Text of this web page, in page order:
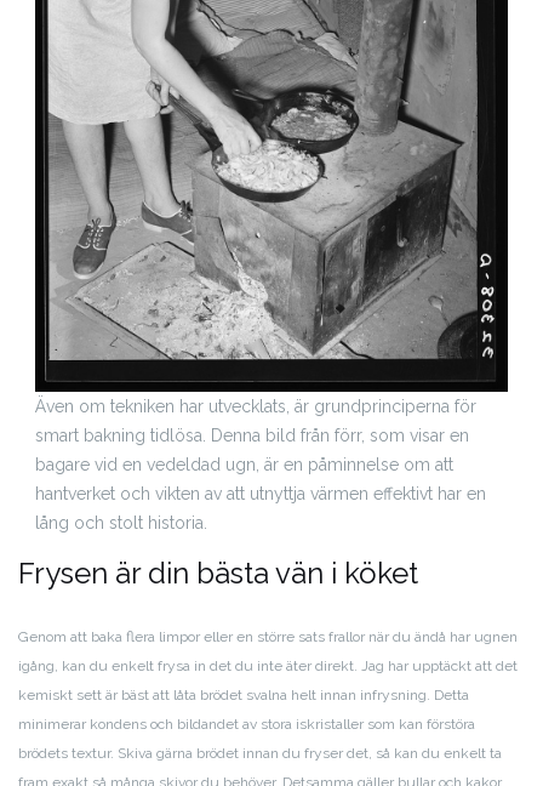
Även om tekniken har utvecklats, är grundprinciperna för
smart bakning tidlösa. Denna bild från förr, som visar en
bagare vid en vedeldad ugn, är en påminnelse om att
hantverket och vikten av att utnyttja värmen effektivt har en
lång och stolt historia.
Frysen är din bästa vän i köket
Genom att baka flera limpor eller en större sats frallor när du ändå har ugnen
igång, kan du enkelt frysa in det du inte äter direkt. Jag har upptäckt att det
kemiskt sett är bäst att låta brödet svalna helt innan infrysning. Detta
minimerar kondens och bildandet av stora iskristaller som kan förstöra
brödets textur. Skiva gärna brödet innan du fryser det, så kan du enkelt ta